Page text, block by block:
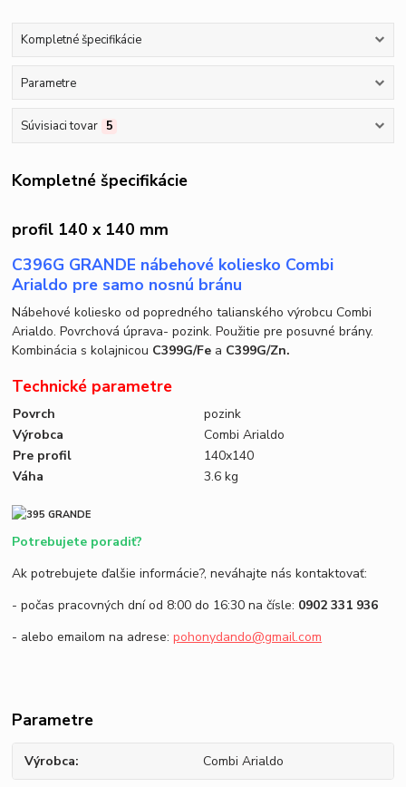
Kompletné špecifikácie
Parametre
Súvisiaci tovar 5
Kompletné špecifikácie
profil 140 x 140 mm
C396G GRANDE nábehové koliesko Combi
Arialdo pre samo nosnú bránu
Nábehové koliesko od popredného talianského výrobcu Combi
Arialdo. Povrchová úprava- pozink. Použitie pre posuvné brány.
Kombinácia s kolajnicou C399G/Fe a C399G/Zn.
Technické parametre
Povrch
pozink
Výrobca
Combi Arialdo
Pre profil
140x140
Váha
3.6 kg
Potrebujete poradiť?
Ak potrebujete ďalšie informácie?, neváhajte nás kontaktovať:
- počas pracovných dní od 8:00 do 16:30 na čísle: 0902 331 936
- alebo emailom na adrese:pohonydando@gmail.com
Parametre
Výrobca Combi Arialdo